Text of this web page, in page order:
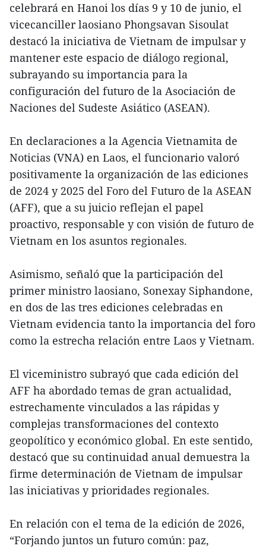
celebrará en Hanoi los días 9 y 10 de junio, el
vicecanciller laosiano Phongsavan Sisoulat
destacó la iniciativa de Vietnam de impulsar y
mantener este espacio de diálogo regional,
subrayando su importancia para la
configuración del futuro de la Asociación de
Naciones del Sudeste Asiático (ASEAN).
En declaraciones a la Agencia Vietnamita de
Noticias (VNA) en Laos, el funcionario valoró
positivamente la organización de las ediciones
de 2024 y 2025 del Foro del Futuro de la ASEAN
(AFF), que a su juicio reflejan el papel
proactivo, responsable y con visión de futuro de
Vietnam en los asuntos regionales.
Asimismo, señaló que la participación del
primer ministro laosiano, Sonexay Siphandone,
en dos de las tres ediciones celebradas en
Vietnam evidencia tanto la importancia del foro
como la estrecha relación entre Laos y Vietnam.
El viceministro subrayó que cada edición del
AFF ha abordado temas de gran actualidad,
estrechamente vinculados a las rápidas y
complejas transformaciones del contexto
geopolítico y económico global. En este sentido,
destacó que su continuidad anual demuestra la
firme determinación de Vietnam de impulsar
las iniciativas y prioridades regionales.
En relación con el tema de la edición de 2026,
“Forjando juntos un futuro común: paz,